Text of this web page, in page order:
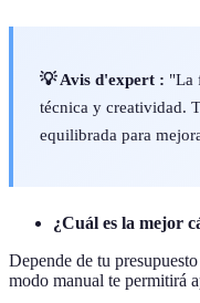
💡 Avis d'expert : "La
técnica y creatividad.
equilibrada para
¿Cuál es la mejor
Depende de tu
modo manual te permitirá